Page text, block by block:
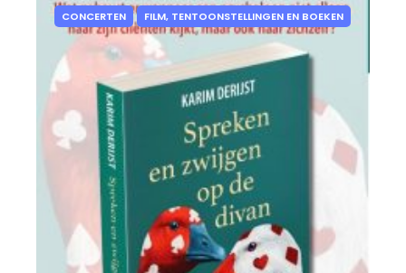
CONCERTEN FILM, TENTOONSTELLINGEN EN BOEKEN